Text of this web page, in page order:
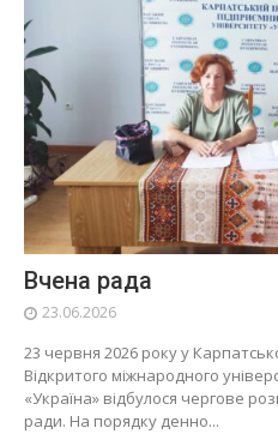
Вчена рада
23.06.2026
23 червня 2026 року у
Відкритого міжнародного
«Україна» відбулося чергове
ради. На порядку денно...